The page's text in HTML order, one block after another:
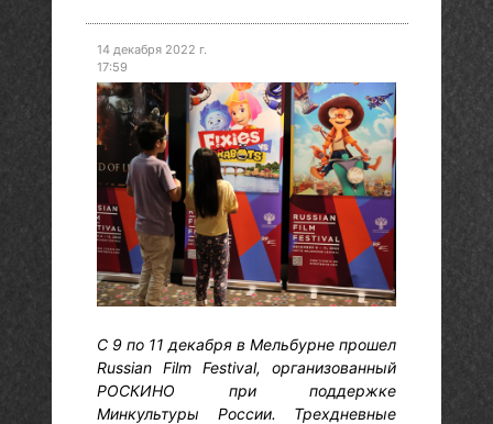
14 декабря 2022 г.
17:59
С 9 по 11 декабря в Мельбурне прошел
Russian Film Festival, организованный
РОСКИНО при поддержке
Минкультуры России. Трехдневные